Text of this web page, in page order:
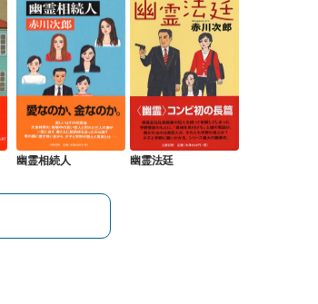
幽霊相続人 幽霊法廷